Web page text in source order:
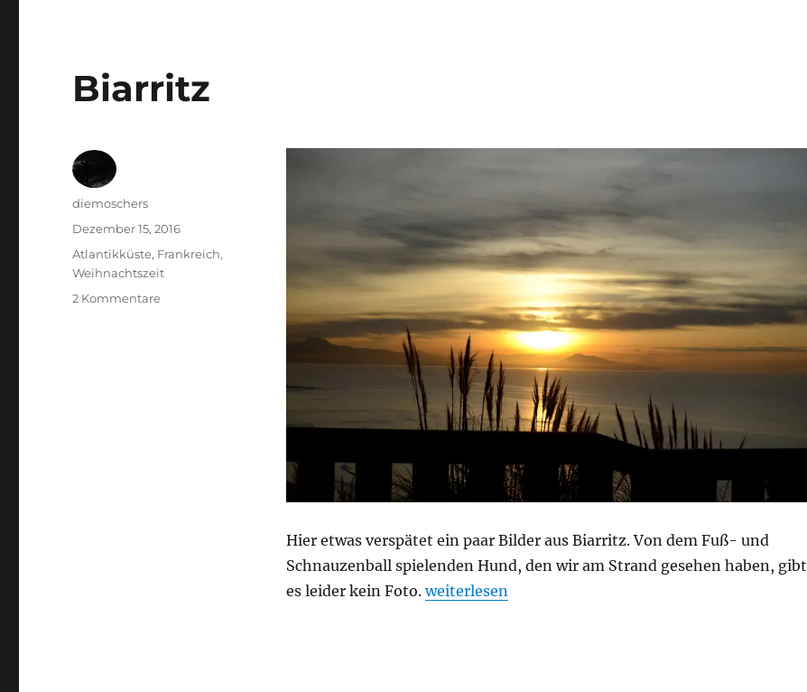
Biarritz
Hier etwas verspätet ein paar Bilder aus Biarritz. Von dem Fuß- und
Schnauzenball spielenden Hund, den wir am Strand gesehen haben, gibt
es leider kein Foto.„Biarritz“
weiterlesen
Autor
diemoschers
Veröffentlicht
am
Dezember 15, 2016
Schlagwörter
Atlantikküste, Frankreich,
Weihnachtszeit
2 Kommentarezu